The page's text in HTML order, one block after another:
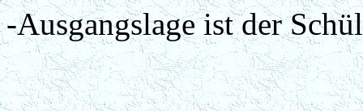
-Ausgangslage ist der